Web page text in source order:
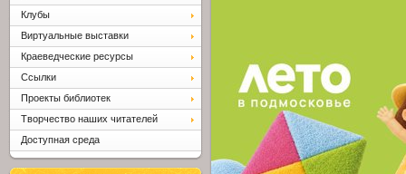
Клубы
Виртуальные выставки
Краеведческие ресурсы
Ссылки
Проекты библиотек
Творчество наших читателей
Доступная среда